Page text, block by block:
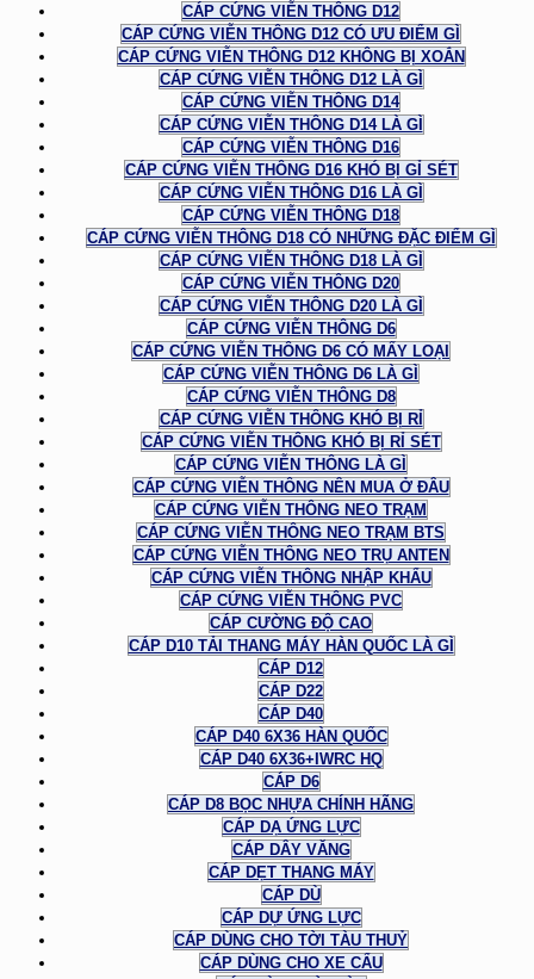
CÁP CỨNG VIỄN THÔNG D12
CÁP CỨNG VIỄN THÔNG D12 CÓ ƯU ĐIỂM GÌ
CÁP CỨNG VIỄN THÔNG D12 KHÔNG BỊ XOẮN
CÁP CỨNG VIỄN THÔNG D12 LÀ GÌ
CÁP CỨNG VIỄN THÔNG D14
CÁP CỨNG VIỄN THÔNG D14 LÀ GÌ
CÁP CỨNG VIỄN THÔNG D16
CÁP CỨNG VIỄN THÔNG D16 KHÓ BỊ GỈ SÉT
CÁP CỨNG VIỄN THÔNG D16 LÀ GÌ
CÁP CỨNG VIỄN THÔNG D18
CÁP CỨNG VIỄN THÔNG D18 CÓ NHỮNG ĐẶC ĐIỂM GÌ
CÁP CỨNG VIỄN THÔNG D18 LÀ GÌ
CÁP CỨNG VIỄN THÔNG D20
CÁP CỨNG VIỄN THÔNG D20 LÀ GÌ
CÁP CỨNG VIỄN THÔNG D6
CÁP CỨNG VIỄN THÔNG D6 CÓ MẤY LOẠI
CÁP CỨNG VIỄN THÔNG D6 LÀ GÌ
CÁP CỨNG VIỄN THÔNG D8
CÁP CỨNG VIỄN THÔNG KHÓ BỊ RỈ
CÁP CỨNG VIỄN THÔNG KHÓ BỊ RỈ SÉT
CÁP CỨNG VIỄN THÔNG LÀ GÌ
CÁP CỨNG VIỄN THÔNG NÊN MUA Ở ĐÂU
CÁP CỨNG VIỄN THÔNG NEO TRẠM
CÁP CỨNG VIỄN THÔNG NEO TRẠM BTS
CÁP CỨNG VIỄN THÔNG NEO TRỤ ANTEN
CÁP CỨNG VIỄN THÔNG NHẬP KHẨU
CÁP CỨNG VIỄN THÔNG PVC
CÁP CƯỜNG ĐỘ CAO
CÁP D10 TẢI THANG MÁY HÀN QUỐC LÀ GÌ
CÁP D12
CÁP D22
CÁP D40
CÁP D40 6X36 HÀN QUỐC
CÁP D40 6X36+IWRC HQ
CÁP D6
CÁP D8 BỌC NHỰA CHÍNH HÃNG
CÁP DẠ ỨNG LỰC
CÁP DÂY VĂNG
CÁP DẸT THANG MÁY
CÁP DÙ
CÁP DỰ ỨNG LỰC
CÁP DÙNG CHO TỜI TÀU THUỶ
CÁP DÙNG CHO XE CẨU